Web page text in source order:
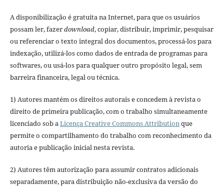
A disponibilização é gratuita na Internet, para que os usuários
possam ler, fazerdownload, copiar, distribuir, imprimir, pesquisar
ou referenciar o texto integral dos documentos, processá-los para
indexação, utilizá-los como dados de entrada de programas para
softwares, ou usá-los para qualquer outro propósito legal, sem
barreira financeira, legal ou técnica.
1) Autores mantém os direitos autorais e concedem à revista o
direito de primeira publicação, com o trabalho simultaneamente
licenciado sob aLicença Creative Commons Attributionque
permite o compartilhamento do trabalho com reconhecimento da
autoria e publicação inicial nesta revista.
2) Autores têm autorização para assumir contratos adicionais
separadamente, para distribuição não-exclusiva da versão do